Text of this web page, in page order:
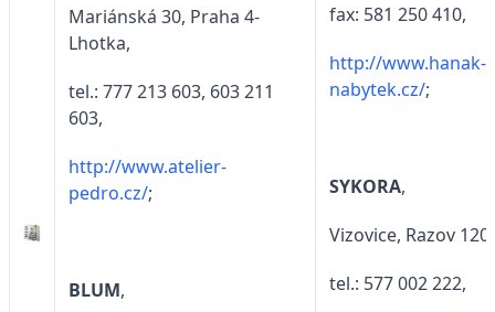
Mariánská 30, Praha 4-
Lhotka,
tel.: 777 213 603, 603 211
603,
http://www.atelier-
pedro.cz/;
BLUM,
fax: 581 250 410,
http://www.hanak-
nabytek.cz/;
SYKORA,
Vizovice, Razov
tel.: 577 002 222,